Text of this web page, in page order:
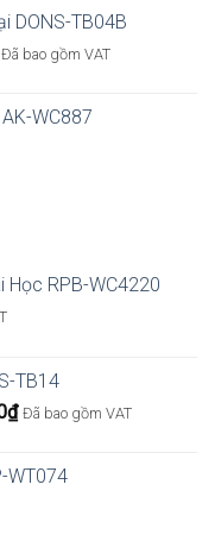
DONS-TB04B
4.266.000₫
Đã bao gồm VAT
WC887
Học RPB-WC4220
TB14
₫Khoảng
16.470.000₫
Đã bao gồm VAT
WT074